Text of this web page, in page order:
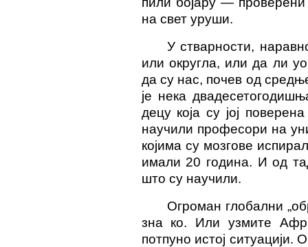
на свет уруши.
У стварности,
или округла, или да ли
да су нас, почев од
је нека
децу која су јој
научили професори на
којима су мозгове
имали 20 година. И од
што су научили.
Огроман глобални
зна ко. Или узмите
потпуно истој